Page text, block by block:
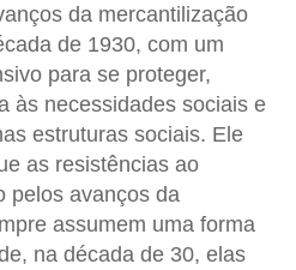
da mercantilização
de 1930, com um
para se proteger,
às necessidades sociais e
estruturas sociais. Ele
as resistências ao
pelos avanços da
assumem uma forma
na década de 30, elas